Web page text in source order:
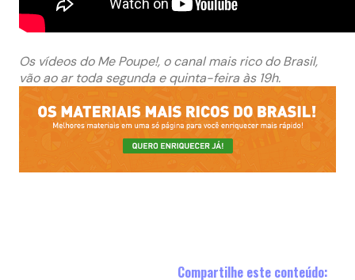
Os vídeos do Me Poupe!, o canal mais rico do Brasil,
vão ao ar toda segunda e quinta-feira às 19h.
Compartilhe este conteúdo: